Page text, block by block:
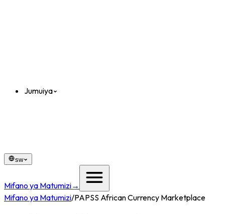
Jumuiya
sw
Mifano ya Matumizi→
Mifano ya Matumizi/PAPSS African Currency Marketplace